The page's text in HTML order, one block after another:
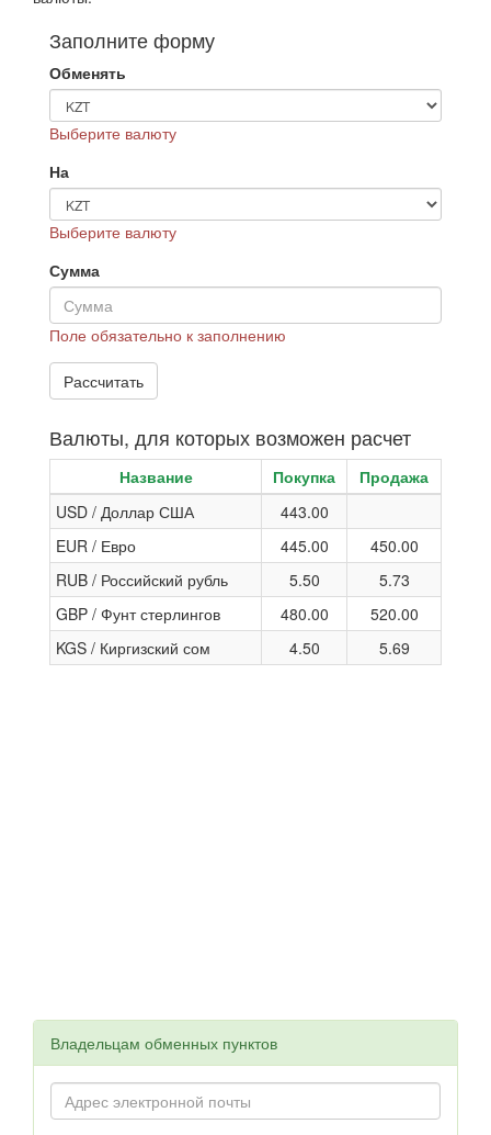
Заполните форму
Обменять
Выберите валюту
На
Выберите валюту
Сумма
Поле обязательно к заполнению
Валюты, для которых возможен расчет
Название Покупка
Продажа
USD / Доллар США
443.00
EUR / Евро
445.00
450.00
RUB / Российский рубль
5.50
5.73
GBP / Фунт стерлингов
480.00
520.00
KGS / Киргизский сом
4.50 5.69
Владельцам обменных пунктов